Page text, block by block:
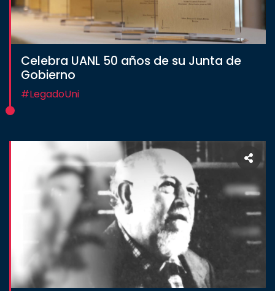
Celebra UANL 50 años de su Junta de
Gobierno
#LegadoUni